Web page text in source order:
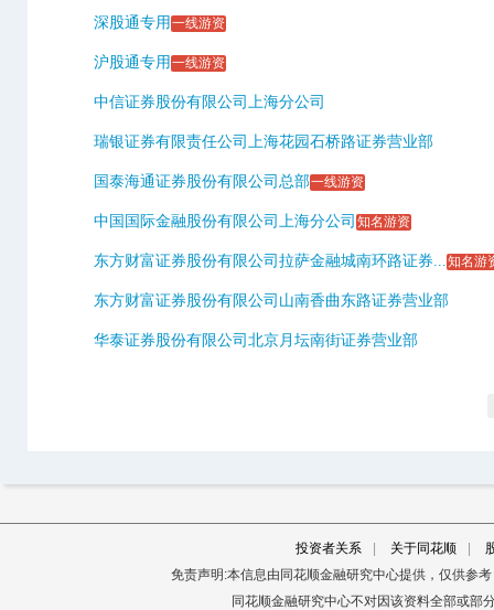
深股通专用 一线游资
沪股通专用 一线游资
中信证券股份有限公司上海分公司
瑞银证券有限责任公司上海花园石桥路证券营业部
国泰海通证券股份有限公司总部一线游资
中国国际金融股份有限公司上海分公司 知名游资
东方财富证券股份有限公司拉萨金融城南环路证券...知名游
东方财富证券股份有限公司山南香曲东路证券营业部
华泰证券股份有限公司北京月坛南街证券营业部
投资者关系 关于同花顺
免责声明:本信息由同花顺金融研究中心提供，仅供参
同花顺金融研究中心不对因该资料全部或部